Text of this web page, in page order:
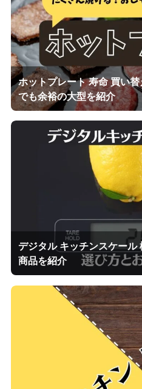
ホットプレート 寿命 買い
でも余裕の大型を紹介
デジタル キッチンスケール
商品を紹介